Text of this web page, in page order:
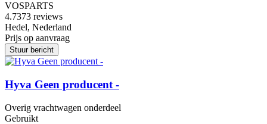
VOSPARTS
4.7373 reviews
Hedel, Nederland
Prijs op aanvraag
Stuur bericht
Hyva Geen producent -
Overig vrachtwagen onderdeel
Gebruikt